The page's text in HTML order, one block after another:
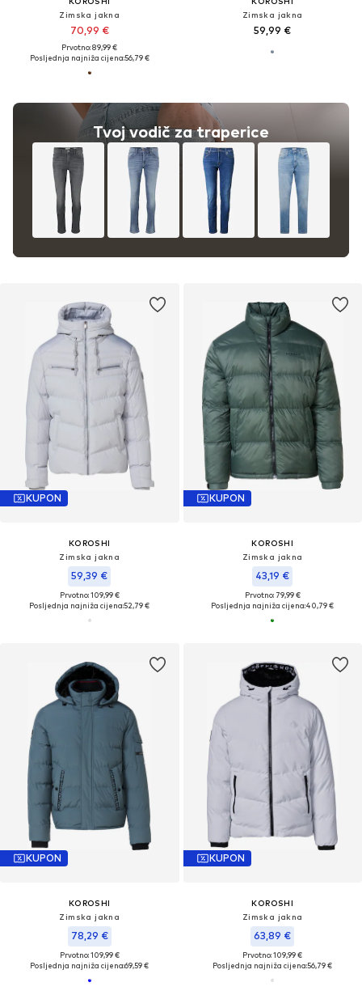
Zimska jakna
70,99 €
Prvotno: 89,99 €
Posljednja najniža cijena:56,79 €
Tvoj vodič za traperice
Zimska jakna
59,99 €
KUPON
KOROSHI
Zimska jakna
59,39 €
Prvotno: 109,99 €
Posljednja najniža cijena:52,79 €
KUPON
KOROSHI
Zimska jakna
43,19 €
Prvotno: 79,99 €
Posljednja najniža cijena:40,79 €
KUPON
KOROSHI
Zimska jakna
78,29 €
Prvotno: 109,99 €
Posljednja najniža cijena:69,59 €
KUPON
KOROSHI
Zimska jakna
63,89 €
Prvotno: 109,99 €
Posljednja najniža cijena:56,79 €